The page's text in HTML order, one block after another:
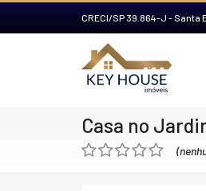
CRECI/SP 39.864-J - Santa
Casa no